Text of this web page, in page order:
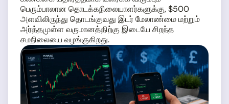
பெரும்பாலான தொடக்கநிலையாளர்களுக்கு, $500
அளவிலிருந்து தொடங்குவது இடர் மேலாண்மை மற்றும்
அர்த்தமுள்ள வருமானத்திற்கு இடையே சிறந்த
சமநிலையை வழங்குகிறது.